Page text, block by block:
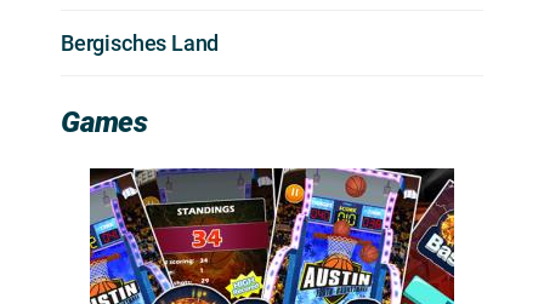
Bergisches Land
Games